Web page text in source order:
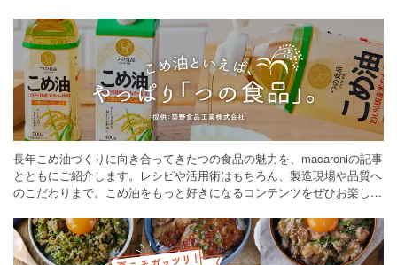
長年こめ油づくりに向き合ってきたつの食品の魅力を、macaroniの記事
とともにご紹介します。レシピや活用術はもちろん、製造現場や品質へ
のこだわりまで。こめ油をもっと好きになるコンテンツをぜひお楽しみ